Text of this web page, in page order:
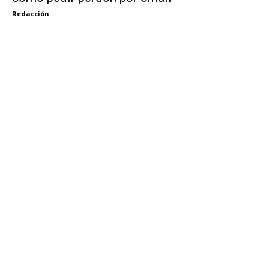
Redacción